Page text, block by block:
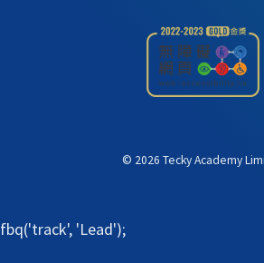
© 2026 Tecky Academy
fbq('track', 'Lead');